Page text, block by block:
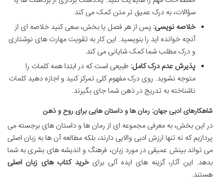
سؤالات، به درک عمیق تر متن کمک می کند.
خلاصه نویسی: پس از هر فصل یا بخش، سعی کنید خلاصه ای از
آنچه خوانده اید را بنویسید. این کار به تقویت مهارت های نوشتاری
و درک مطلب شما کمک شایانی می کند.
پذیرش عدم درک کامل: طبیعی است که در ابتدا همه کلمات را
متوجه نشوید. روی درک مفهوم کلی تمرکز کنید و اجازه دهید کلمات
ناشناخته به تدریج در ذهن شما جای بگیرند.
شاهکارهای ادبی جهان: رمان ها و داستان هایی برای روح و ذهن
در این بخش، به معرفی مجموعه ای از رمان ها و داستان های برجسته می
پردازیم که نه تنها ارزش ادبی والایی دارند، بلکه مطالعه آن ها به زبان اصلی
می تواند بینش عمیقی در مورد زبان، فرهنگ و اندیشه های بشری به شما
بدهد. این آثار، گزینه های ایده آلی برایخرید کتاب های زبان اصلی
هستند.